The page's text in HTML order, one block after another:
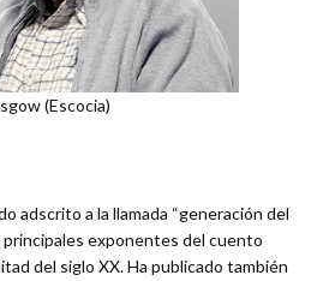
(Escocia)
adscrito a la llamada “generación del
principales exponentes del cuento
del siglo XX. Ha publicado también